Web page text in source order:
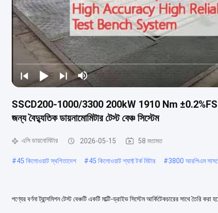
SSCD200-1000/3300 200kW 1910 Nm ±0.2%FS উচ্চ
জন্য বৈদ্যুতিক ডায়নামোমিটার টেস্ট বেঞ্চ সিস্টেম
এসি ডায়নোমিটার 2026-05-15 58 মতামত
#45 কিলোওয়াট স্থগিতাদেশ #45 কিলোওয়াট শ্যাফ্ট টর্ক মিটার #3800 আরপিএম
পণ্যের বর্ণনা ট্রান্সমিশন টেস্ট বেঞ্চটি একটি মাল্টি-ড্রাইভ সিস্টেম আর্কিটেকচারের সাথে তৈরি